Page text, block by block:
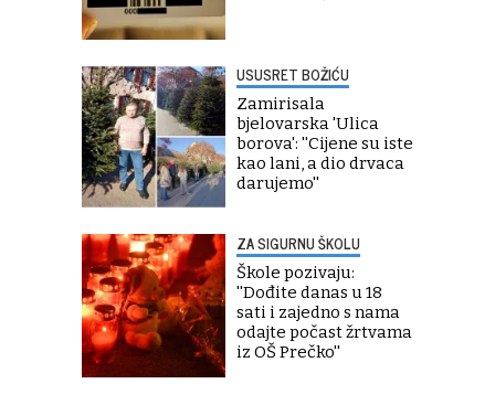
USUSRET BOŽIĆU
Zamirisala
bjelovarska 'Ulica
borova': ''Cijene su iste
kao lani, a dio drvaca
darujemo''
ZA SIGURNU ŠKOLU
Škole pozivaju:
''Dođite danas u 18
sati i zajedno s nama
odajte počast žrtvama
iz OŠ Prečko''